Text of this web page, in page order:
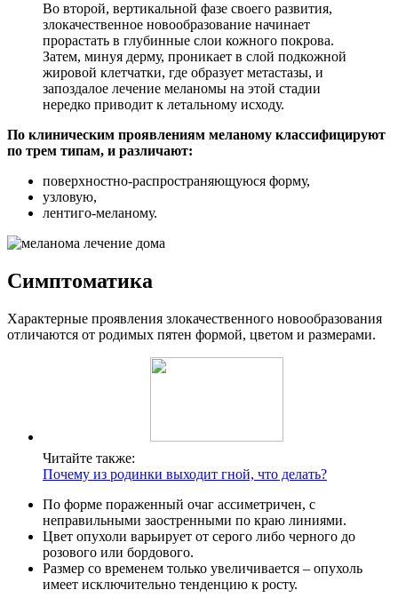
Во второй, вертикальной фазе своего развития,
злокачественное новообразование начинает
прорастать в глубинные слои кожного покрова.
Затем, минуя дерму, проникает в слой подкожной
жировой клетчатки, где образует метастазы, и
запоздалое лечение меланомы на этой стадии
нередко приводит к летальному исходу.
По клиническим проявлениям меланому классифицируют
по трем типам, и различают:
поверхностно-распространяющуюся форму,
узловую,
лентиго-меланому.
Симптоматика
Характерные проявления злокачественного новообразования
отличаются от родимых пятен формой, цветом и размерами.
Читайте также:
Почему из родинки выходит гной, что делать?
По форме пораженный очаг ассиметричен, с
неправильными заостренными по краю линиями.
Цвет опухоли варьирует от серого либо черного до
розового или бордового.
Размер со временем только увеличивается – опухоль
имеет исключительно тенденцию к росту.